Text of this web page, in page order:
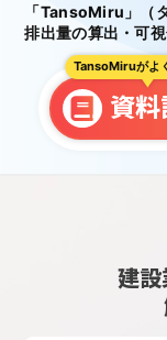
「TansoMiru」（
排出量の算出・可
TansoMiruがよ
資
建設